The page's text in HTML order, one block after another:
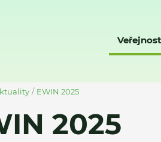
Veřejnost
EWIN 2025
2025